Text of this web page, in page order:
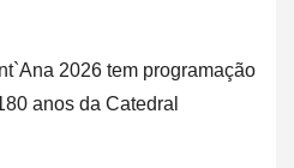
2026 tem programação
anos da Catedral